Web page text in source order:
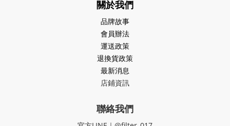
關於我們
品牌故事
會員辦法
運送政策
退換貨政策
最新消息
店鋪資訊
聯絡我們